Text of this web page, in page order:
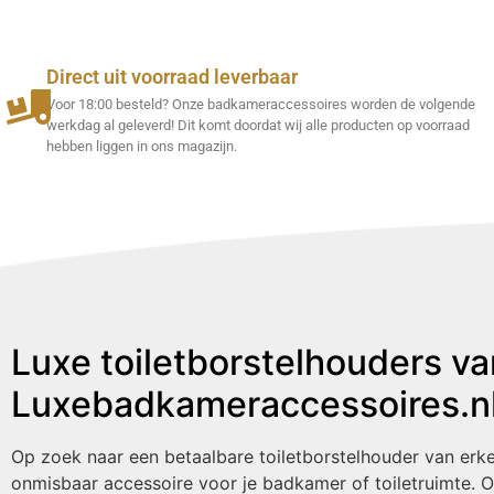
Direct uit voorraad leverbaar
Voor 18:00 besteld? Onze badkameraccessoires worden de volgende
werkdag al geleverd! Dit komt doordat wij alle producten op voorraad
hebben liggen in ons magazijn.
Luxe toiletborstelhouders
Op zoek naar een betaalbare toiletborstelhouder van
onmisbaar accessoire voor je badkamer of toiletruimte.